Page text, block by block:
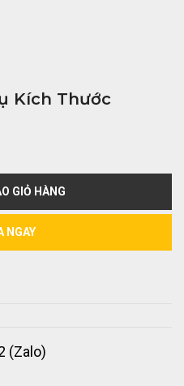
Kích Thước
GIỎ HÀNG
NGAY
(Zalo)